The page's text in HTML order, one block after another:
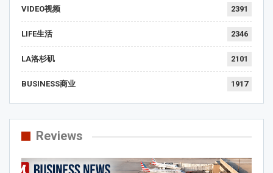
VIDEO视频 2391
LIFE生活 2346
LA洛杉矶 2101
BUSINESS商业 1917
Reviews